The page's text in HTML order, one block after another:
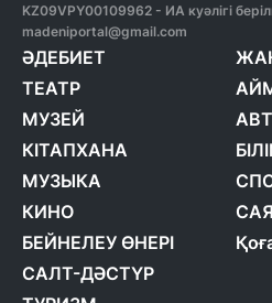
KZ09VPY00109962 - ИА куәлігі
madeniportal@gmail.com
ӘДЕБИЕТ
ТЕАТР
МУЗЕЙ
КІТАПХАНА
МУЗЫКА
КИНО
БЕЙНЕЛЕУ ӨНЕРІ
САЛТ-ДӘСТҮР